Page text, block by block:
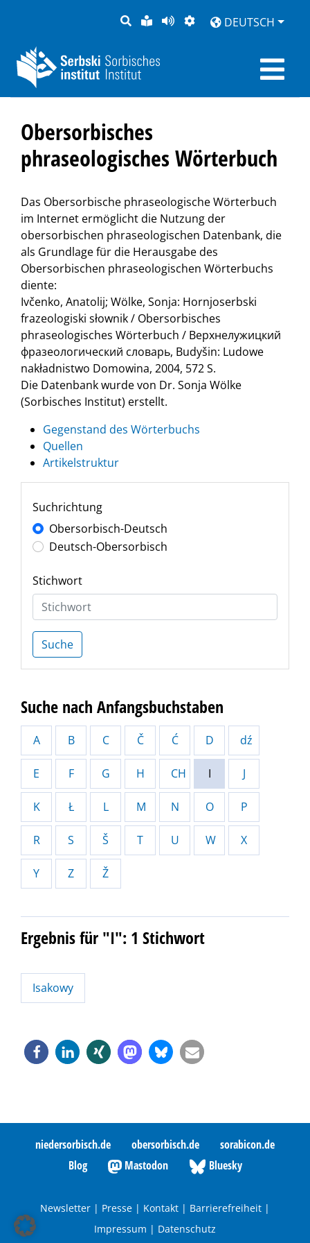
SUCHELEICHTE
SPRACHE
SEITEDARSTELLUNG
DEUTSCH
Obersorbisches
phraseologisches Wörterbuch
Das Obersorbische phraseologische Wörterbuch
im Internet ermöglicht die Nutzung der
obersorbischen phraseologischen Datenbank, die
als Grundlage für die Herausgabe des
Obersorbischen phraseologischen Wörterbuchs
diente:
Ivčenko, Anatolij; Wölke, Sonja: Hornjoserbski
frazeologiski słownik / Obersorbisches
phraseologisches Wörterbuch / Верхнелужицкий
фразеологический словарь, Budyšin: Ludowe
nakładnistwo Domowina, 2004, 572 S.
Die Datenbank wurde von Dr. Sonja Wölke
(Sorbisches Institut) erstellt.
Gegenstand des Wörterbuchs
Quellen
Artikelstruktur
Suchrichtung
Obersorbisch-Deutsch
Deutsch-Obersorbisch
Stichwort
Suche
Suche nach Anfangsbuchstaben
A B C Č Ć D dź
E F G H CH I J
K Ł L M N O P
R S Š T U W X
Y Z Ž
Ergebnis für "I": 1 Stichwort
Isakowy
niedersorbisch.de obersorbisch.de
sorabicon.de
Blog
Mastodon Bluesky
Newsletter | Presse | Kontakt | Barrierefreiheit |
Impressum | Datenschutz